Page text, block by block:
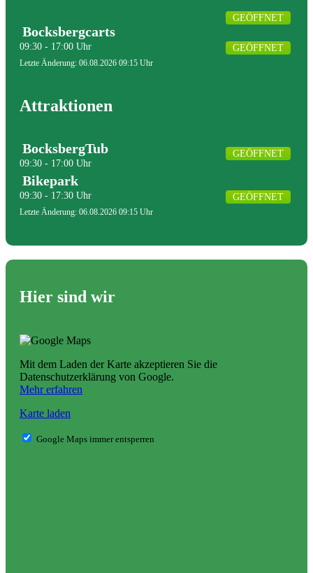
GEÖFFNET
Bocksbergcarts
09:30 - 17:00 Uhr GEÖFFNET
Letzte Änderung: 06.08.2026 09:15 Uhr
Attraktionen
BocksbergTub
09:30 - 17:00 Uhr
GEÖFFNET
Bikepark
09:30 - 17:30 Uhr GEÖFFNET
Letzte Änderung: 06.08.2026 09:15 Uhr
Hier sind wir
Mit dem Laden der Karte akzeptieren Sie die
Datenschutzerklärung von Google.
Mehr erfahren
Karte laden
Google Maps immer entsperren